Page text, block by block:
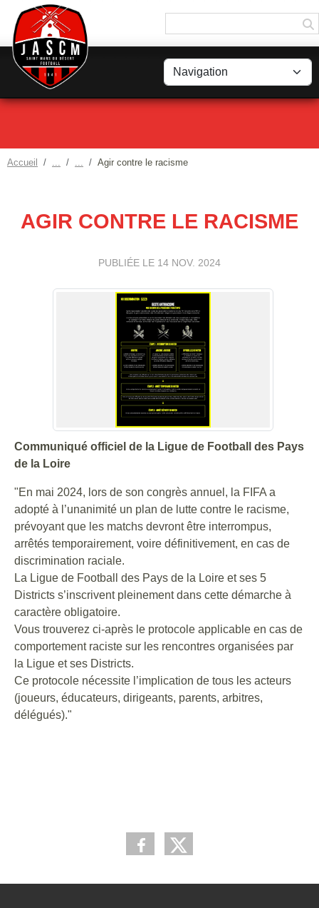
Accueil Agir contre le racisme
AGIR CONTRE LE RACISME
PUBLIÉE LE 14 NOV. 2024
Communiqué officiel de la Ligue de Football des Pays
de la Loire
"En mai 2024, lors de son congrès annuel, la FIFA a
adopté à l’unanimité un plan de lutte contre le racisme,
prévoyant que les matchs devront être interrompus,
arrêtés temporairement, voire définitivement, en cas de
discrimination raciale.
La Ligue de Football des Pays de la Loire et ses 5
Districts s’inscrivent pleinement dans cette démarche à
caractère obligatoire.
Vous trouverez ci-après le protocole applicable en cas de
comportement raciste sur les rencontres organisées par
la Ligue et ses Districts.
Ce protocole nécessite l’implication de tous les acteurs
(joueurs, éducateurs, dirigeants, parents, arbitres,
délégués)."
Panneau de gestion des cookies